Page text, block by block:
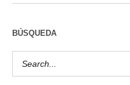
BÚSQUEDA